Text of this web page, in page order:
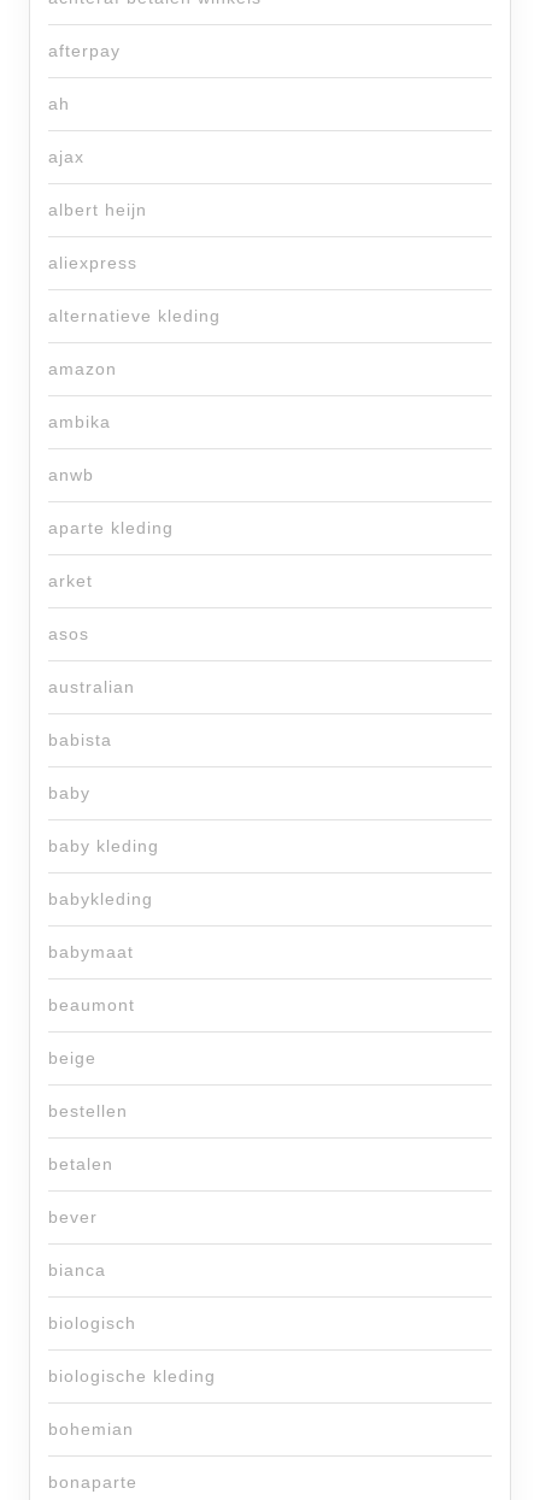
afterpay
ah
ajax
albert heijn
aliexpress
alternatieve kleding
amazon
ambika
anwb
aparte kleding
arket
asos
australian
babista
baby
baby kleding
babykleding
babymaat
beaumont
beige
bestellen
betalen
bever
bianca
biologisch
biologische kleding
bohemian
bonaparte